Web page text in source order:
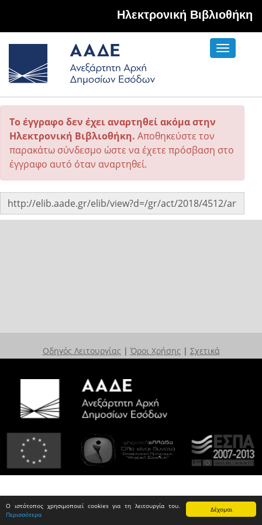
Δέχομαι
Ο ιστότοπος χρησιμοποιεί cookies για τη λειτουργία του.
Περισσότερα
Hλεκτρονική Βιβλιοθήκη
Toggle
Το έγγραφο δεν έχει αναρτηθεί ακόμα στην
Ηλεκτρονική Βιβλιοθήκη. Αποθηκεύστε τον
παρακάτω σύνδεσμο ώστε να έχετε πρόσβαση στο
έγγραφο αυτό όταν αναρτηθεί.
Οδηγός Λειτουργίας | Όροι Χρήσης | Σχετικά